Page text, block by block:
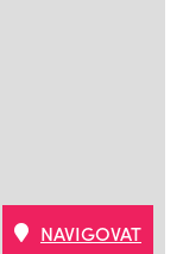
NAVIGOVAT